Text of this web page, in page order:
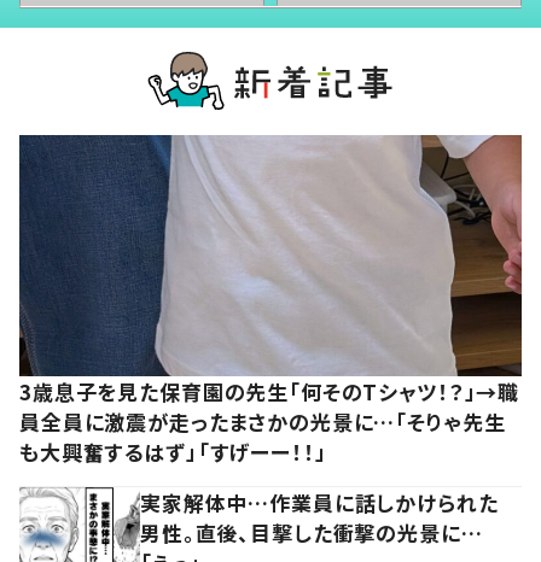
3歳息子を見た保育園の先生「何そのTシャツ！？」→職
員全員に激震が走ったまさかの光景に…「そりゃ先生
も大興奮するはず」「すげーー！！」
実家解体中…作業員に話しかけられた
男性。直後、目撃した衝撃の光景に…